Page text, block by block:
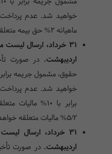
خواهید شد. عدم
ماهیانه ۲% حق بیمه متعلقه خواهد شد.
۳۱ خرداد، ارسال لیست
اردیبهشت. در صورت
خواهید شد. عدم
برابر با ۱۰%
۵/۲% مالیات متعلقه خواهد شد.
۳۱ خرداد، ارسال
اردیبهشت. در صورت